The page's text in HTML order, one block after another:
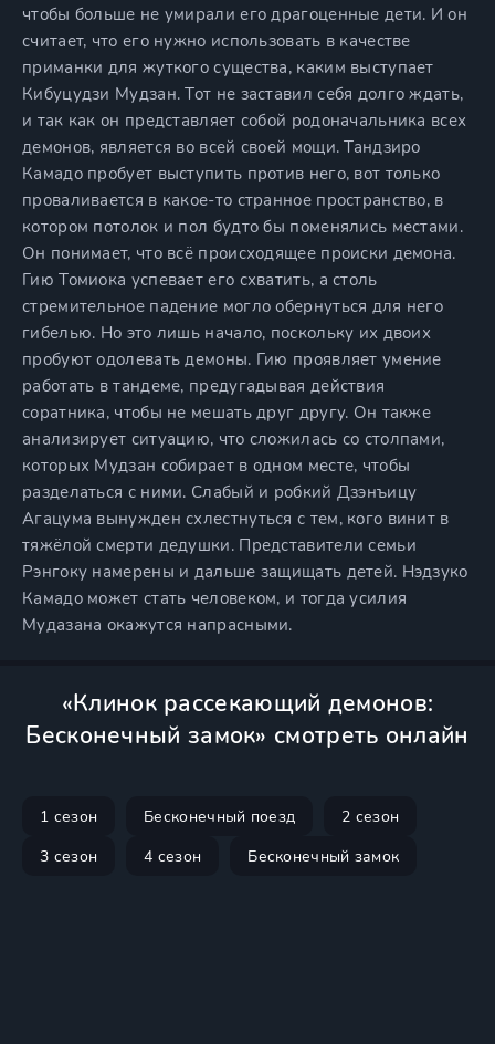
чтобы больше не умирали его драгоценные дети. И он
считает, что его нужно использовать в качестве
приманки для жуткого существа, каким выступает
Кибуцудзи Мудзан. Тот не заставил себя долго ждать,
и так как он представляет собой родоначальника всех
демонов, является во всей своей мощи. Тандзиро
Камадо пробует выступить против него, вот только
проваливается в какое-то странное пространство, в
котором потолок и пол будто бы поменялись местами.
Он понимает, что всё происходящее происки демона.
Гию Томиока успевает его схватить, а столь
стремительное падение могло обернуться для него
гибелью. Но это лишь начало, поскольку их двоих
пробуют одолевать демоны. Гию проявляет умение
работать в тандеме, предугадывая действия
соратника, чтобы не мешать друг другу. Он также
анализирует ситуацию, что сложилась со столпами,
которых Мудзан собирает в одном месте, чтобы
разделаться с ними. Слабый и робкий Дзэнъицу
Агацума вынужден схлестнуться с тем, кого винит в
тяжёлой смерти дедушки. Представители семьи
Рэнгоку намерены и дальше защищать детей. Нэдзуко
Камадо может стать человеком, и тогда усилия
Мудазана окажутся напрасными.
«Клинок рассекающий демонов:
Бесконечный замок» смотреть онлайн
1 сезон Бесконечный поезд
2 сезон
3 сезон
4 сезон Бесконечный замок